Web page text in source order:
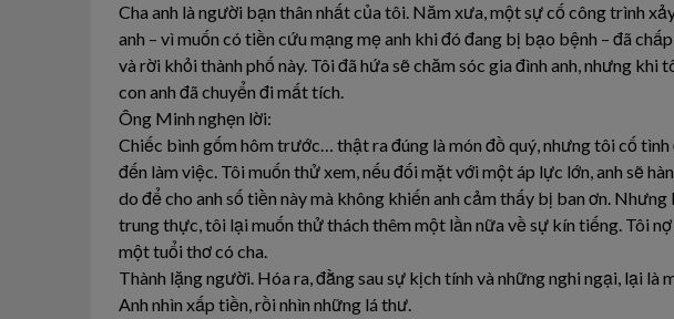
Cha anh là người bạn thân nhất của tôi. Năm xưa, một sự cố công trình
anh – vì muốn có tiền cứu mạng mẹ anh khi đó đang bị bạo bệnh – đã
và rời khỏi thành phố này. Tôi đã hứa sẽ chăm sóc gia đình anh, nhưng khi
con anh đã chuyển đi mất tích.
Ông Minh nghẹn lời:
Chiếc bình gốm hôm trước… thật ra đúng là món đồ quý, nhưng tôi cố
đến làm việc. Tôi muốn thử xem, nếu đối mặt với một áp lực lớn, anh sẽ
do để cho anh số tiền này mà không khiến anh cảm thấy bị ban ơn.
trung thực, tôi lại muốn thử thách thêm một lần nữa về sự kín tiếng. Tôi nợ
một tuổi thơ có cha.
Thành lặng người. Hóa ra, đằng sau sự kịch tính và những nghi ngại, lại là
Anh nhìn xấp tiền, rồi nhìn những lá thư.